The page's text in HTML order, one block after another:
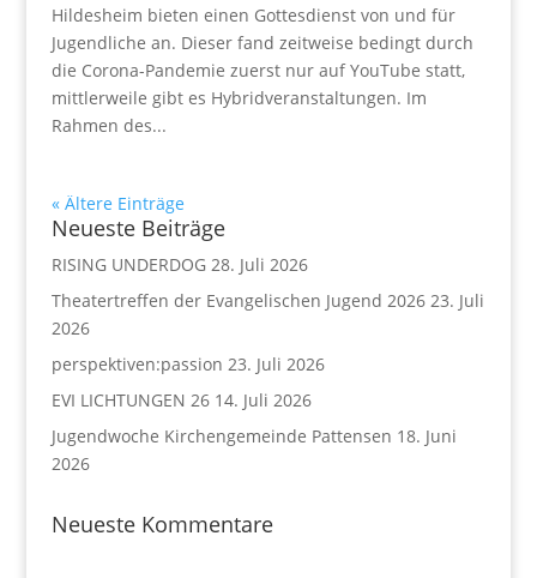
Hildesheim bieten einen Gottesdienst von und für
Jugendliche an. Dieser fand zeitweise bedingt durch
die Corona-Pandemie zuerst nur auf YouTube statt,
mittlerweile gibt es Hybridveranstaltungen. Im
Rahmen des...
« Ältere Einträge
Neueste Beiträge
RISING UNDERDOG 28. Juli 2026
Theatertreffen der Evangelischen Jugend 2026 23. Juli
2026
perspektiven:passion 23. Juli 2026
EVI LICHTUNGEN 26 14. Juli 2026
Jugendwoche Kirchengemeinde Pattensen 18. Juni
2026
Neueste Kommentare